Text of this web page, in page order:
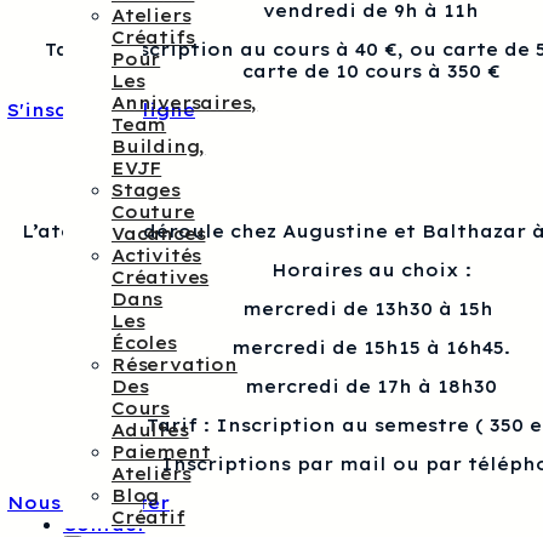
Ateliers
Créatifs
Pour
Les
Anniversaires,
Team
Building,
EVJF
Stages
Couture
Vacances
Activités
Créatives
Dans
Les
Écoles
Réservation
Des
Cours
Adultes
Paiement
Ateliers
Blog
Créatif
Contact
vendredi de 9h à 11h
Tarif : Inscription au cours à 40 €, ou carte de
carte de 10 cours à 350 €
S'inscrire en ligne
L’atelier se déroule chez Augustine et Balthazar
Horaires au choix :
mercredi de 13h30 à 15h
mercredi de 15h15 à 16h45.
mercredi de 17h à 18h30
Tarif : Inscription au semestre ( 350
Inscriptions par mail ou par
Nous contacter